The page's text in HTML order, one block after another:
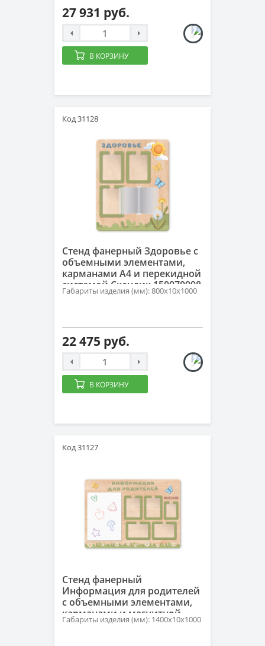
27 931 руб.
В КОРЗИНУ
Код 31128
Стенд фанерный Здоровье с
объемными элементами,
карманами А4 и перекидной
системой Скандик 150070998
Габариты изделия (мм): 800х10х1000
22 475 руб.
В КОРЗИНУ
Код 31127
Стенд фанерный
Информация для родителей
с объемными элементами,
карманами и магнитной
доской Скандик
Габариты изделия (мм): 1400х10х1000